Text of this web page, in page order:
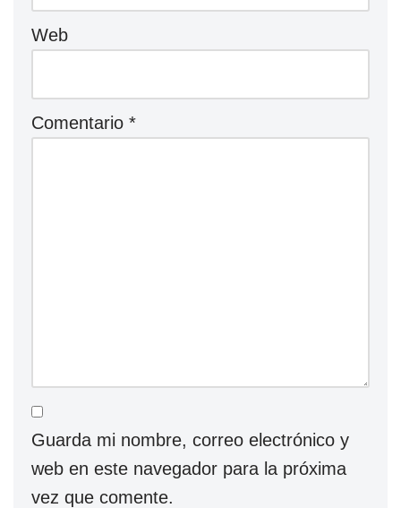
Web
Comentario *
Guarda mi nombre, correo electrónico y
web en este navegador para la próxima
vez que comente.